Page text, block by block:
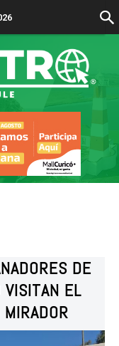
DE
VISITAN EL